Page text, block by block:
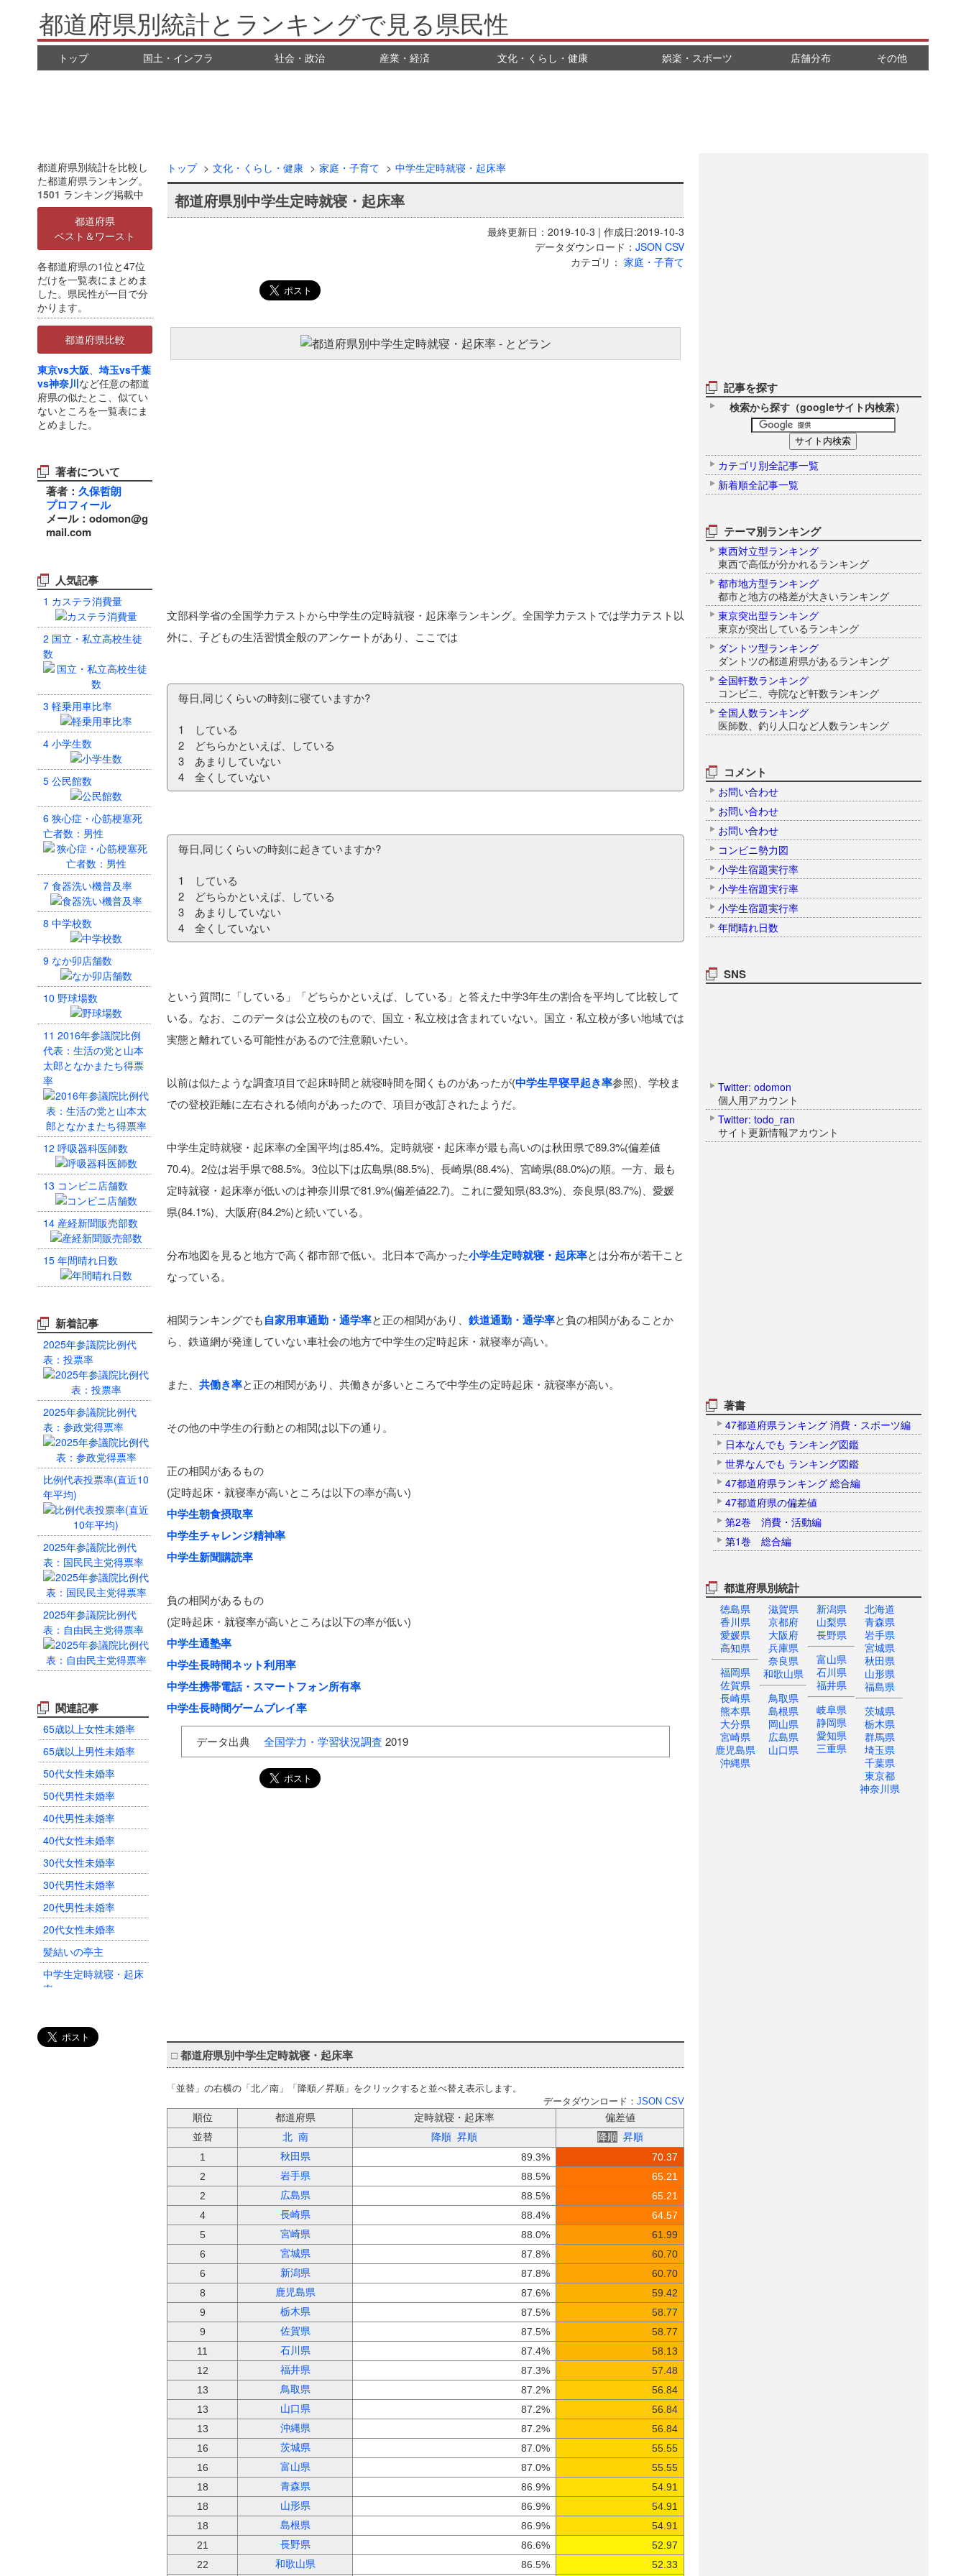
都道府県別統計とランキングで見る県民性
トップ 国土・インフラ 社会・政治 産業・経済 文化・くらし・健康 娯楽・スポーツ 店舗分布 その他
記事を探す
検索から探す（googleサイト内検索）
カテゴリ別全記事一覧
新着順全記事一覧
テーマ別ランキング
東西対立型ランキング
東西で高低が分かれるランキング
都市地方型ランキング
都市と地方の格差が大きいランキング
東京突出型ランキング
東京が突出しているランキング
ダントツ型ランキング
ダントツの都道府県があるランキング
全国軒数ランキング
コンビニ、寺院など軒数ランキング
全国人数ランキング
医師数、釣り人口など人数ランキング
コメント
お問い合わせ
お問い合わせ
お問い合わせ
コンビニ勢力図
小学生宿題実行率
小学生宿題実行率
小学生宿題実行率
年間晴れ日数
SNS
Twitter: odomon
個人用アカウント
Twitter: todo_ran
サイト更新情報アカウント
著書
47都道府県ランキング 消費・スポーツ編
日本なんでも ランキング図鑑
世界なんでも ランキング図鑑
47都道府県ランキング 総合編
47都道府県の偏差値
第2巻 消費・活動編
第1巻 総合編
都道府県別統計
徳島県
香川県
愛媛県
高知県
福岡県
佐賀県
長崎県
熊本県
大分県
宮崎県
鹿児島県
沖縄県
滋賀県
京都府
大阪府
兵庫県
奈良県
和歌山県
鳥取県
島根県
岡山県
広島県
山口県
新潟県
山梨県
長野県
富山県
石川県
福井県
岐阜県
静岡県
愛知県
三重県
北海道
青森県
岩手県
宮城県
秋田県
山形県
福島県
茨城県
栃木県
群馬県
埼玉県
千葉県
東京都
神奈川県
都道府県別統計を比較し
た都道府県ランキング。
1501 ランキング掲載中
都道府県
ベスト＆ワースト
各都道府県の1位と47位
だけを一覧表にまとめま
した。県民性が一目で分
かります。
都道府県比較
東京vs大阪、 埼玉vs千葉
vs神奈川など任意の都道
府県の似たとこ、似てい
ないところを一覧表にま
とめました。
著者について
著者： 久保哲朗
プロフィール
メール：odomon@g
mail.com
人気記事
1 カステラ消費量
2 国立・私立高校生徒
数
3 軽乗用車比率
4 小学生数
5 公民館数
6 狭心症・心筋梗塞死
亡者数：男性
7 食器洗い機普及率
8 中学校数
9 なか卯店舗数
10 野球場数
11 2016年参議院比例
代表：生活の党と山本
太郎となかまたち得票
率
12 呼吸器科医師数
13 コンビニ店舗数
14 産経新聞販売部数
15 年間晴れ日数
新着記事
2025年参議院比例代
表：投票率
2025年参議院比例代
表：参政党得票率
比例代表投票率(直近10
年平均)
2025年参議院比例代
表：国民民主党得票率
2025年参議院比例代
表：自由民主党得票率
関連記事
65歳以上女性未婚率
65歳以上男性未婚率
50代女性未婚率
50代男性未婚率
40代男性未婚率
40代女性未婚率
30代女性未婚率
30代男性未婚率
20代男性未婚率
20代女性未婚率
髪結いの亭主
中学生定時就寝・起床
率
率
父子・母子家庭数
トップ 文化・くらし・健康 家庭・子育て 中学生定時就寝・起床率
都道府県別中学生定時就寝・起床率
最終更新日：2019-10-3 | 作成日:2019-10-3
データダウンロード： JSON CSV
カテゴリ： 家庭・子育て
文部科学省の全国学力テストから中学生の定時就寝・起床率ランキング。全国学力テストでは学力テスト以
外に、子どもの生活習慣全般のアンケートがあり、ここでは
毎日,同じくらいの時刻に寝ていますか?
1 している
2 どちらかといえば、している
3 あまりしていない
4 全くしていない
毎日,同じくらいの時刻に起きていますか?
1 している
2 どちらかといえば、している
3 あまりしていない
4 全くしていない
という質問に「している」「どちらかといえば、している」と答えた中学3年生の割合を平均して比較して
いる。なお、このデータは公立校のもので、国立・私立校は含まれていない。国立・私立校が多い地域では
実態と離れている可能性があるので注意願いたい。
以前は似たような調査項目で起床時間と就寝時間を聞くものがあったが(中学生早寝早起き率参照)、学校ま
での登校距離に左右される傾向があったので、項目が改訂されたようだ。
中学生定時就寝・起床率の全国平均は85.4%。定時就寝・起床率が最も高いのは秋田県で89.3%(偏差値
70.4)。2位は岩手県で88.5%。3位以下は広島県(88.5%)、長崎県(88.4%)、宮崎県(88.0%)の順。一方、最も
定時就寝・起床率が低いのは神奈川県で81.9%(偏差値22.7)。これに愛知県(83.3%)、奈良県(83.7%)、愛媛
県(84.1%)、大阪府(84.2%)と続いている。
分布地図を見ると地方で高く都市部で低い。北日本で高かった小学生定時就寝・起床率とは分布が若干こと
なっている。
相関ランキングでも自家用車通勤・通学率と正の相関があり、 鉄道通勤・通学率と負の相関があることか
ら、鉄道網が発達していない車社会の地方で中学生の定時起床・就寝率が高い。
また、 共働き率と正の相関があり、共働きが多いところで中学生の定時起床・就寝率が高い。
その他の中学生の行動との相関は以下の通り。
正の相関があるもの
(定時起床・就寝率が高いところは以下の率が高い)
中学生朝食摂取率
中学生チャレンジ精神率
中学生新聞購読率
負の相関があるもの
(定時起床・就寝率が高いところは以下の率が低い)
中学生通塾率
中学生長時間ネット利用率
中学生携帯電話・スマートフォン所有率
中学生長時間ゲームプレイ率
データ出典 全国学力・学習状況調査 2019
□都道府県別中学生定時就寝・起床率
「並替」の右横の「北／南」「降順／昇順」をクリックすると並べ替え表示します。
データダウンロード： JSON CSV
順位 都道府県 定時就寝・起床率
偏差値
並替
北 南 降順 昇順 降順 昇順
1
秋田県 89.3%
70.37
2
岩手県 88.5%
65.21
2
広島県 88.5%
65.21
4
長崎県 88.4%
64.57
5
宮崎県 88.0%
61.99
6
宮城県 87.8%
60.70
6
新潟県 87.8%
60.70
8
鹿児島県 87.6%
59.42
9
栃木県 87.5%
58.77
9
佐賀県 87.5%
58.77
11
石川県 87.4%
58.13
12
福井県 87.3%
57.48
13
鳥取県 87.2%
56.84
13
山口県 87.2%
56.84
13
沖縄県 87.2%
56.84
16
茨城県 87.0%
55.55
16
富山県 87.0%
55.55
18
青森県 86.9%
54.91
18
山形県 86.9%
54.91
18
島根県 86.9%
54.91
21
長野県 86.6%
52.97
22
和歌山県 86.5% 52.33